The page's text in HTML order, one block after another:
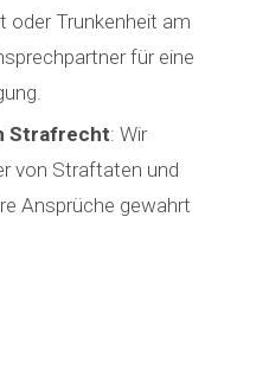
oder Trunkenheit am
für eine
Strafrecht: Wir
von Straftaten und
Ansprüche gewahrt